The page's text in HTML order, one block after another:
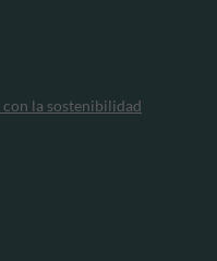
la sostenibilidad